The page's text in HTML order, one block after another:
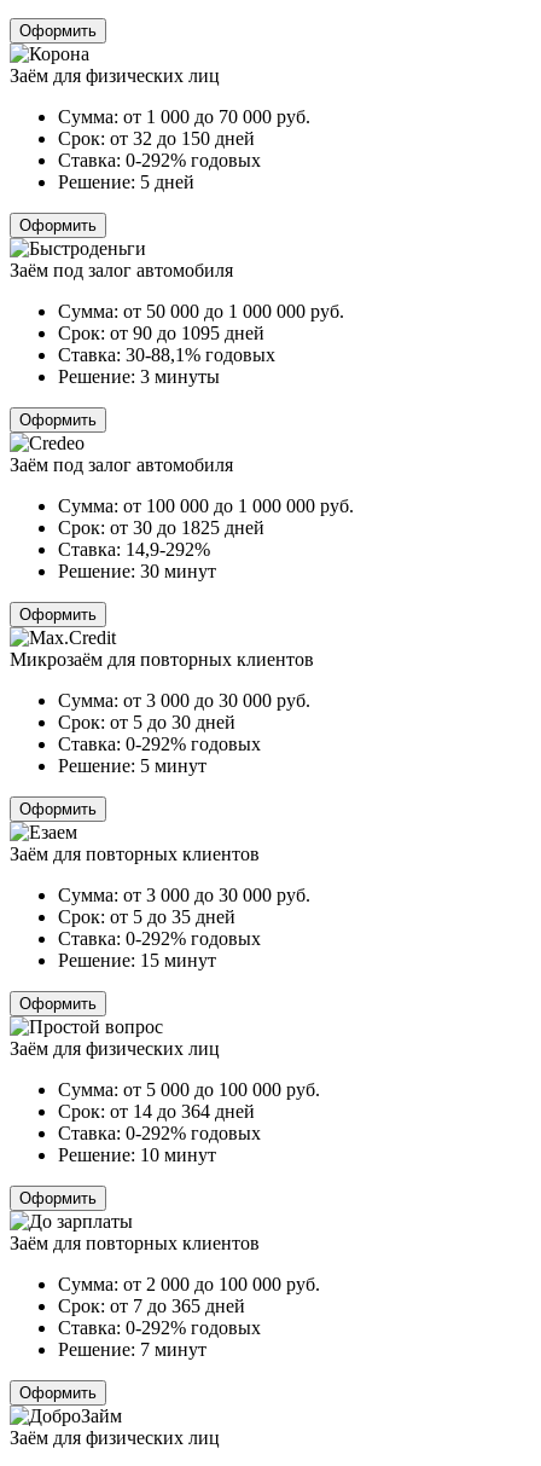
Оформить
Заём для физических лиц
Сумма: от 1 000 до 70 000 руб.
Срок: от 32 до 150 дней
Ставка: 0-292% годовых
Решение: 5 дней
Оформить
Заём под залог автомобиля
Сумма: от 50 000 до 1 000 000 руб.
Срок: от 90 до 1095 дней
Ставка: 30-88,1% годовых
Решение: 3 минуты
Оформить
Заём под залог автомобиля
Сумма: от 100 000 до 1 000 000 руб.
Срок: от 30 до 1825 дней
Ставка: 14,9-292%
Решение: 30 минут
Оформить
Микрозаём для повторных клиентов
Сумма: от 3 000 до 30 000 руб.
Срок: от 5 до 30 дней
Ставка: 0-292% годовых
Решение: 5 минут
Оформить
Заём для повторных клиентов
Сумма: от 3 000 до 30 000 руб.
Срок: от 5 до 35 дней
Ставка: 0-292% годовых
Решение: 15 минут
Оформить
Заём для физических лиц
Сумма: от 5 000 до 100 000 руб.
Срок: от 14 до 364 дней
Ставка: 0-292% годовых
Решение: 10 минут
Оформить
Заём для повторных клиентов
Сумма: от 2 000 до 100 000 руб.
Срок: от 7 до 365 дней
Ставка: 0-292% годовых
Решение: 7 минут
Оформить
Заём для физических лиц